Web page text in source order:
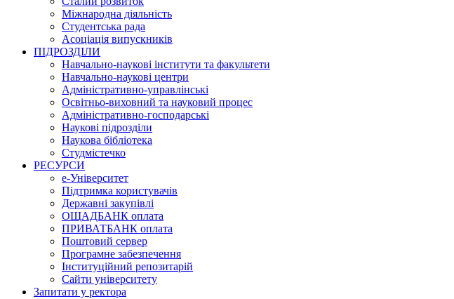
Міжнародна діяльність
Студентська рада
Асоціація випускників
ПІДРОЗДІЛИ
Навчально-наукові інститути та факультети
Навчально-наукові центри
Адміністративно-управлінські
Освітньо-виховний та науковий процес
Адміністративно-господарські
Наукові підрозділи
Наукова бібліотека
Студмістечко
РЕСУРСИ
е-Університет
Підтримка користувачів
Державні закупівлі
ОЩАДБАНК оплата
ПРИВАТБАНК оплата
Поштовий сервер
Програмне забезпечення
Інституційний репозитарій
Сайти університету
Запитати у ректора